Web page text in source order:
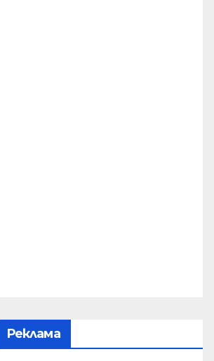
Реклама